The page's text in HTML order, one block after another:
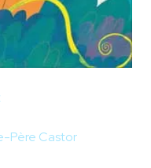
Père Castor